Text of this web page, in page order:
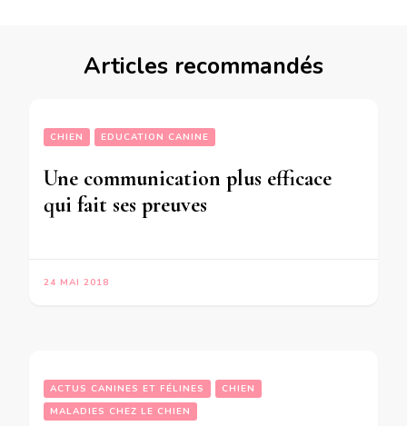
Articles recommandés
CHIEN EDUCATION CANINE
Une communication plus efficace
qui fait ses preuves
24 MAI 2018
ACTUS CANINES ET FÉLINES
CHIEN
MALADIES CHEZ LE CHIEN